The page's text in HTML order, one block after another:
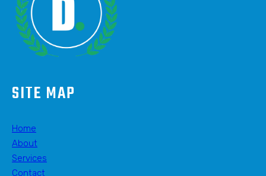
SITE MAP
Home
About
Services
Contact